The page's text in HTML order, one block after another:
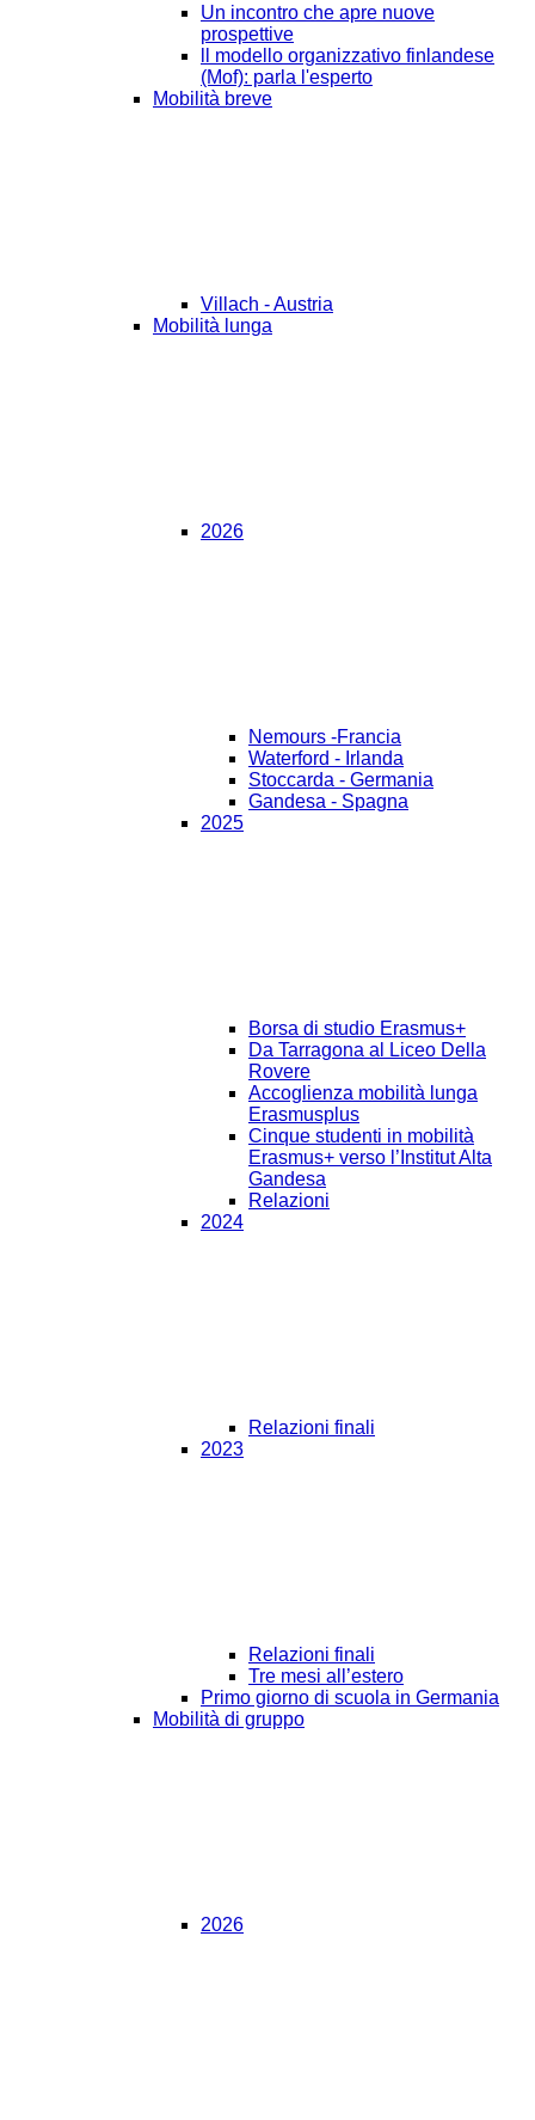
Un incontro che apre nuove
prospettive
ll modello organizzativo finlandese
(Mof): parla l'esperto
Mobilità breve
Villach - Austria
Mobilità lunga
2026
Nemours -Francia
Waterford - Irlanda
Stoccarda - Germania
Gandesa - Spagna
2025
Borsa di studio Erasmus+
Da Tarragona al Liceo Della
Rovere
Accoglienza mobilità lunga
Erasmusplus
Cinque studenti in mobilità
Erasmus+ verso l’Institut Alta
Gandesa
Relazioni
2024
Relazioni finali
2023
Relazioni finali
Tre mesi all’estero
Primo giorno di scuola in Germania
Mobilità di gruppo
2026